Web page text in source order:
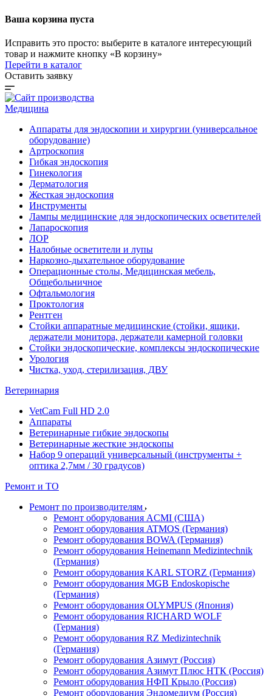
Ваша корзина пуста
Исправить это просто: выберите в каталоге интересующий
товар и нажмите кнопку «В корзину»
Перейти в каталог
Оставить заявку
Медицина
Аппараты для эндоскопии и хирургии (универсальное
оборудование)
Артроскопия
Гибкая эндоскопия
Гинекология
Дерматология
Жесткая эндоскопия
Инструменты
Лампы медицинские для эндоскопических осветителей
Лапароскопия
ЛОР
Налобные осветители и лупы
Наркозно-дыхательное оборудование
Операционные столы, Медицинская мебель,
Общебольничное
Офтальмология
Проктология
Рентген
Стойки аппаратные медицинские (стойки, ящики,
держатели монитора, держатели камерной головки
Стойки эндоскопические, комплексы эндоскопические
Урология
Чистка, уход, стерилизация, ДВУ
Ветеринария
VetCam Full HD 2.0
Аппараты
Ветеринарные гибкие эндоскопы
Ветеринарные жесткие эндоскопы
Набор 9 операций универсальный (инструменты +
оптика 2,7мм / 30 градусов)
Ремонт и ТО
Ремонт по производителям
Ремонт оборудования ACMI (США)
Ремонт оборудования ATMOS (Германия)
Ремонт оборудования BOWA (Германия)
Ремонт оборудования Heinemann Medizintechnik
(Германия)
Ремонт оборудования KARL STORZ (Германия)
Ремонт оборудования MGB Endoskopische
(Германия)
Ремонт оборудования OLYMPUS (Япония)
Ремонт оборудования RICHARD WOLF
(Германия)
Ремонт оборудования RZ Medizintechnik
(Германия)
Ремонт оборудования Азимут (Россия)
Ремонт оборудования Азимут Плюс НТК (Россия)
Ремонт оборудования НФП Крыло (Россия)
Ремонт оборудования Эндомедиум (Россия)